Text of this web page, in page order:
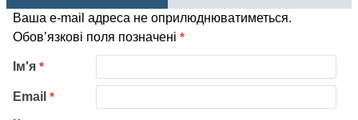
Ваша e-mail адреса не оприлюднюватиметься.
Обов’язкові поля позначені *
Ім'я *
Email *